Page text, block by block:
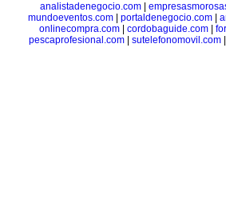
analistadenegocio.com
mundoeventos.com| portaldenegocio.com|
onlinecompra.com| cordobaguide.com|
pescaprofesional.com| sutelefonomovil.com